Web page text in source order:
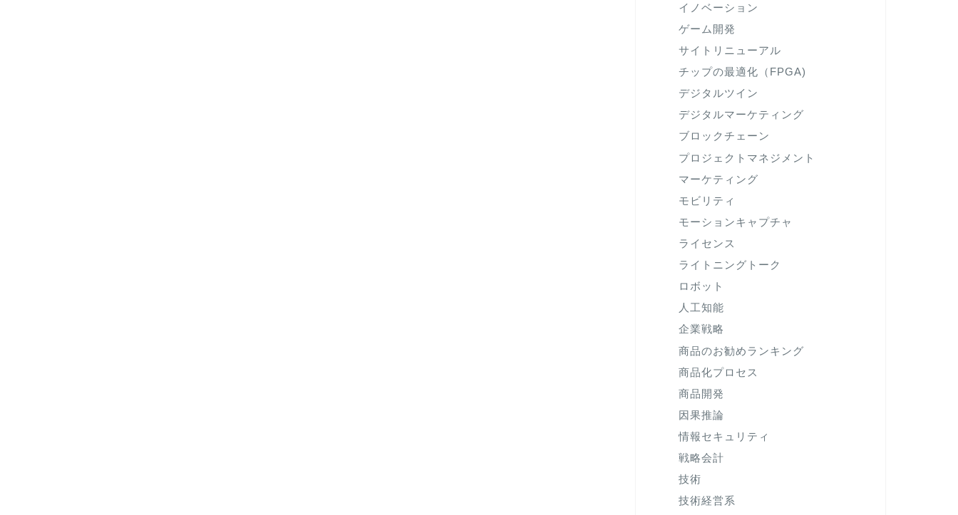
イノベーション
ゲーム開発
サイトリニューアル
チップの最適化（FPGA)
デジタルツイン
デジタルマーケティング
ブロックチェーン
プロジェクトマネジメント
マーケティング
モビリティ
モーションキャプチャ
ライセンス
ライトニングトーク
ロボット
人工知能
企業戦略
商品のお勧めランキング
商品化プロセス
商品開発
因果推論
情報セキュリティ
戦略会計
技術
技術経営系